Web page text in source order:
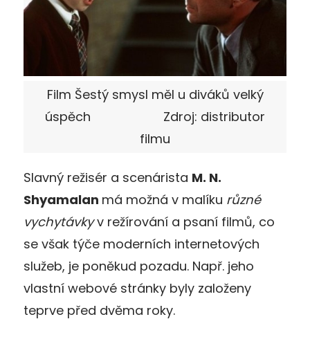
Film Šestý smysl měl u diváků velký
úspěch Zdroj: distributor
filmu
Slavný režisér a scenárista M. N.
Shyamalan má možná v malíku různé
vychytávkyv režírování a psaní filmů, co
se však týče moderních internetových
služeb, je poněkud pozadu. Např. jeho
vlastní webové stránky byly založeny
teprve před dvěma roky.